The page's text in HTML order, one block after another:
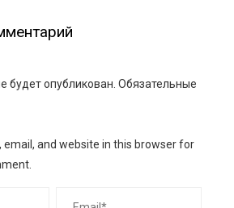
будет опубликован. Обязательные
email, and website in this browser for